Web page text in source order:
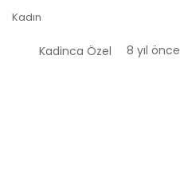
Kadın
Kadinca Özel 8 yıl önce